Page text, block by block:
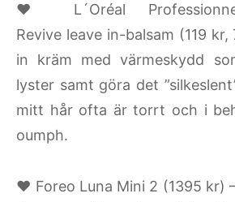
♥ L´Oréal
Revive leave in-balsam (119 kr,
in kräm med värmeskydd
lyster samt göra det
mitt hår ofta är torrt och i
oumph.
♥ Foreo Luna Mini 2 (1395 kr)